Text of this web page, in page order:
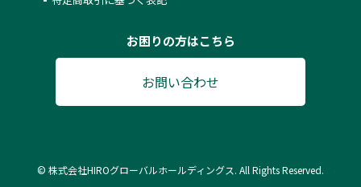
お困りの方はこちら
お問い合わせ
© 株式会社HIROグローバルホールディングス. All Rights Reserved.